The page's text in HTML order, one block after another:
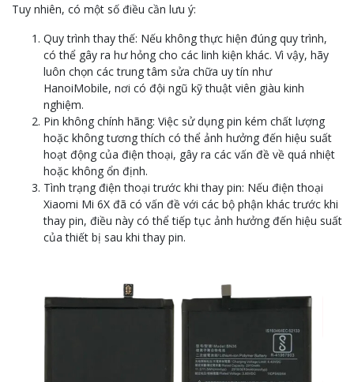
Tuy nhiên, có một số điều cần lưu ý:
Quy trình thay thế: Nếu không thực hiện đúng quy trình,
có thể gây ra hư hỏng cho các linh kiện khác. Vì vậy, hãy
luôn chọn các trung tâm sửa chữa uy tín như
HanoiMobile, nơi có đội ngũ kỹ thuật viên giàu kinh
nghiệm.
Pin không chính hãng: Việc sử dụng pin kém chất lượng
hoặc không tương thích có thể ảnh hưởng đến hiệu suất
hoạt động của điện thoại, gây ra các vấn đề về quá nhiệt
hoặc không ổn định.
Tình trạng điện thoại trước khi thay pin: Nếu điện thoại
Xiaomi Mi 6X đã có vấn đề với các bộ phận khác trước khi
thay pin, điều này có thể tiếp tục ảnh hưởng đến hiệu suất
của thiết bị sau khi thay pin.